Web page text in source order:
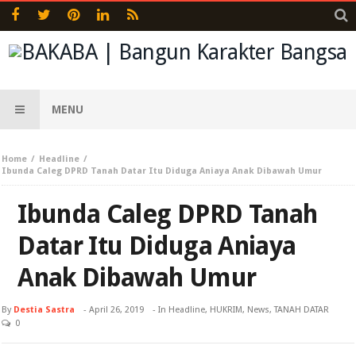
MENU
Home
Headline
Ibunda Caleg DPRD Tanah Datar Itu Diduga Aniaya Anak Dibawah Umur
Ibunda Caleg DPRD Tanah
Datar Itu Diduga Aniaya
Anak Dibawah Umur
By Destia Sastra -April 26, 2019 - In Headline, HUKRIM, News,TANAH DATAR
0